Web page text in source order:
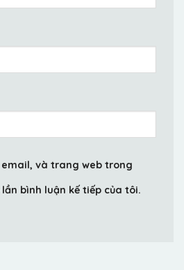
email, và trang web trong
bình luận kế tiếp của tôi.